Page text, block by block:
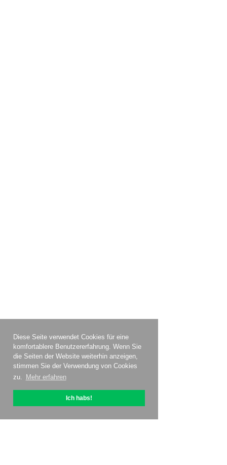
Diese Seite verwendet Cookies für eine
komfortablere Benutzererfahrung. Wenn Sie
die Seiten der Website weiterhin anzeigen,
stimmen Sie der Verwendung von Cookies
zu.
Mehr erfahren
Ich habs!